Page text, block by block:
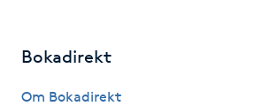
Bokadirekt
Om Bokadirekt